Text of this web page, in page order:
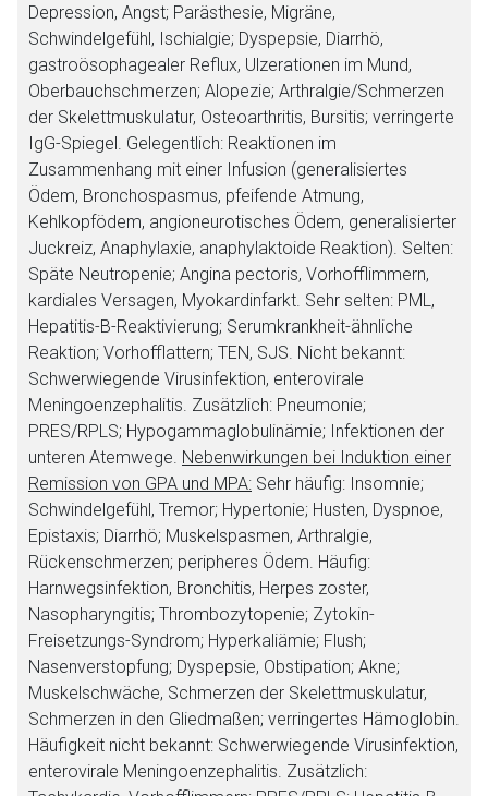
Depression, Angst; Parästhesie, Migräne,
Schwindelgefühl, Ischialgie; Dyspepsie, Diarrhö,
gastroösophagealer Reflux, Ulzerationen im Mund,
Oberbauchschmerzen; Alopezie; Arthralgie/Schmerzen
der Skelettmuskulatur, Osteoarthritis, Bursitis; verringerte
IgG-Spiegel. Gelegentlich: Reaktionen im
Zusammenhang mit einer Infusion (generalisiertes
Ödem, Bronchospasmus, pfeifende Atmung,
Kehlkopfödem, angioneurotisches Ödem, generalisierter
Juckreiz, Anaphylaxie, anaphylaktoide Reaktion). Selten:
Späte Neutropenie; Angina pectoris, Vorhofflimmern,
kardiales Versagen, Myokardinfarkt. Sehr selten: PML,
Hepatitis-B-Reaktivierung; Serumkrankheit-ähnliche
Reaktion; Vorhofflattern; TEN, SJS. Nicht bekannt:
Schwerwiegende Virusinfektion, enterovirale
Meningoenzephalitis. Zusätzlich: Pneumonie;
PRES/RPLS; Hypogammaglobulinämie; Infektionen der
unteren Atemwege. Nebenwirkungen bei Induktion einer
Remission von GPA und MPA: Sehr häufig: Insomnie;
Schwindelgefühl, Tremor; Hypertonie; Husten, Dyspnoe,
Epistaxis; Diarrhö; Muskelspasmen, Arthralgie,
Rückenschmerzen; peripheres Ödem. Häufig:
Harnwegsinfektion, Bronchitis, Herpes zoster,
Nasopharyngitis; Thrombozytopenie; Zytokin-
Freisetzungs-Syndrom; Hyperkaliämie; Flush;
Nasenverstopfung; Dyspepsie, Obstipation; Akne;
Muskelschwäche, Schmerzen der Skelettmuskulatur,
Schmerzen in den Gliedmaßen; verringertes Hämoglobin.
Häufigkeit nicht bekannt: Schwerwiegende Virusinfektion,
enterovirale Meningoenzephalitis. Zusätzlich: